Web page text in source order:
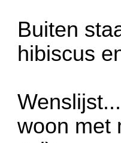
Buiten
hibiscus
woon met